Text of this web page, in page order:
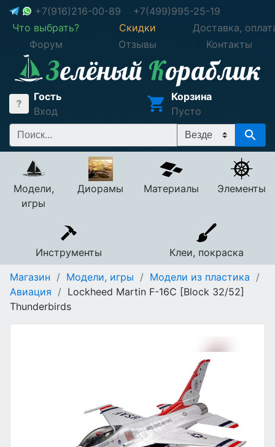
+7(916)216-00-89
+7(499)995-25-19
Что выбрать?
Скидки
Доставка,
Форум
Отзывы Контакты
Гость
Вход
Корзина
Пусто
Модели,
игры
Диорамы Материалы Элементы
Инструменты
Клеи, покраска
Магазин / Модели, игры / Модели из пластика /
Авиация / Lockheed Martin F-16C [Block 32/52]
Thunderbirds